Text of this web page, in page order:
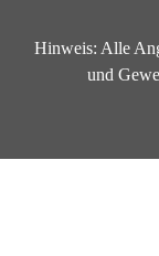
Hinweis: Alle
und